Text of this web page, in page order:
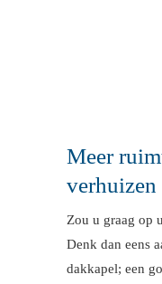
Meer
verhuizen
Zou u graag op
Denk dan eens
dakkapel; een